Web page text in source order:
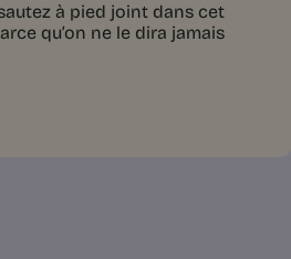
à pied joint dans cet
qu’on ne le dira jamais